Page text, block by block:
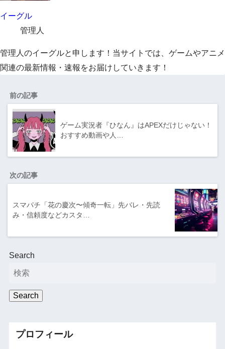
イーグル
管理人
管理人のイーグルと申します！当サイトでは、ゲームやアニメ
関連の最新情報・速報をお届けしていきます！
前の記事
ゲーム実況者『ひなん』はAPEXだけじゃない！
おすすめ動画や人…
次の記事
スマパチ「花の慶次〜傾奇一転」先バレ・先読
み・信頼度などカスタ…
Search
Search
プロフィール